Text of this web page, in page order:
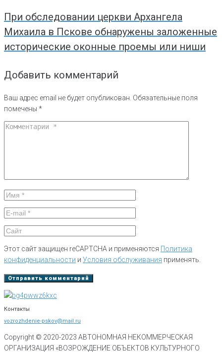
При обследовании церкви Архангела
Михаила в Пскове обнаружены заложенные
исторические оконные проемы или ниши
Добавить комментарий
Ваш адрес email не будет опубликован. Обязательные поля
помечены *
Этот сайт защищен reCAPTCHA и применяются Политика
конфиденциальности и Условия обслуживания применять.
Контакты
vozrozhdenie-pskov@mail.ru
Copyright © 2020-2023 АВТОНОМНАЯ НЕКОММЕРЧЕСКАЯ
ОРГАНИЗАЦИЯ «ВОЗРОЖДЕНИЕ ОБЪЕКТОВ КУЛЬТУРНОГО